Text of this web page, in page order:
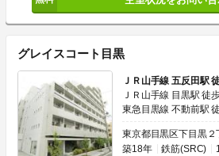
グレイスコート目黒
ＪＲ山手線 五反田駅
ＪＲ山手線 目黒駅 徒
東急目黒線 不動前駅
東京都目黒区下目黒２
築18年
鉄筋(SRC)